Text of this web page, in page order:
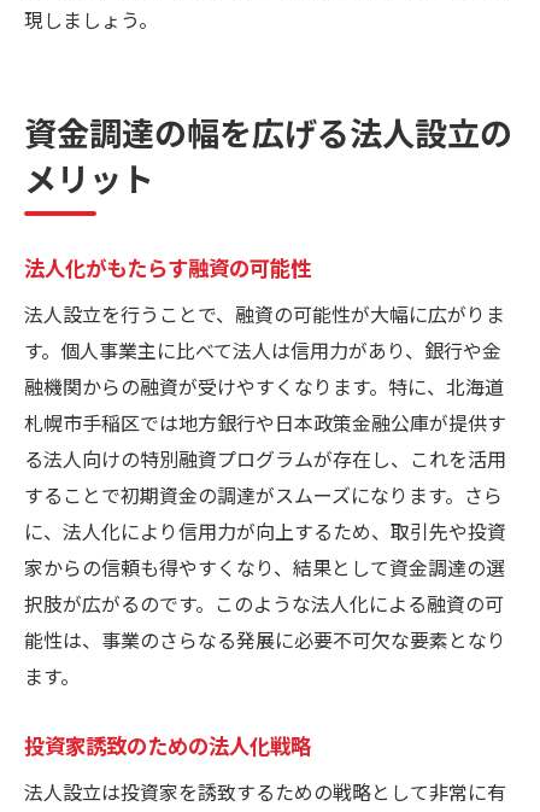
現しましょう。
資金調達の幅を広げる法人設立の
メリット
法人化がもたらす融資の可能性
法人設立を行うことで、融資の可能性が大幅に広がりま
す。個人事業主に比べて法人は信用力があり、銀行や金
融機関からの融資が受けやすくなります。特に、北海道
札幌市手稲区では地方銀行や日本政策金融公庫が提供す
る法人向けの特別融資プログラムが存在し、これを活用
することで初期資金の調達がスムーズになります。さら
に、法人化により信用力が向上するため、取引先や投資
家からの信頼も得やすくなり、結果として資金調達の選
択肢が広がるのです。このような法人化による融資の可
能性は、事業のさらなる発展に必要不可欠な要素となり
ます。
投資家誘致のための法人化戦略
法人設立は投資家を誘致するための戦略として非常に有